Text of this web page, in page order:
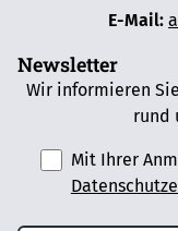
E-Mail:
Newsletter
Wir informieren
rund
Mit Ihrer